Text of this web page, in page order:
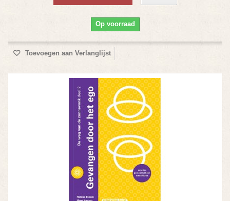
Op voorraad
Toevoegen aan Verlanglijst